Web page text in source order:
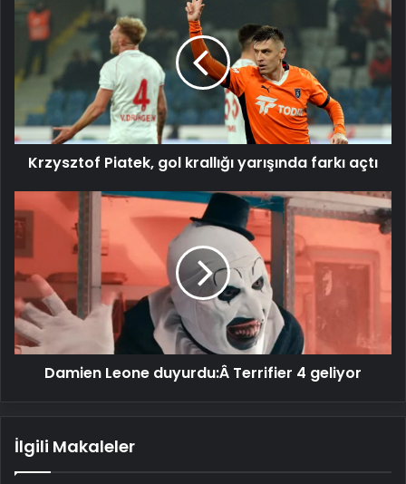
Piatek,
gol
krallığı
farkı
Krzysztof Piatek, gol krallığı yarışında farkı açtı
Leone
duyurdu:Â Terrifier
4
geliyor
Damien Leone duyurdu:Â Terrifier 4 geliyor
İlgili Makaleler